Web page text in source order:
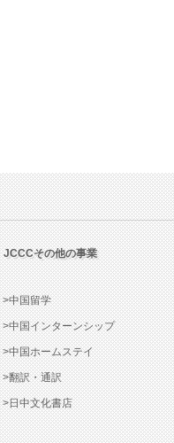
JCCCその他の事業
>中国留学
>中国インターンシップ
>中国ホームステイ
>翻訳・通訳
>日中文化書店